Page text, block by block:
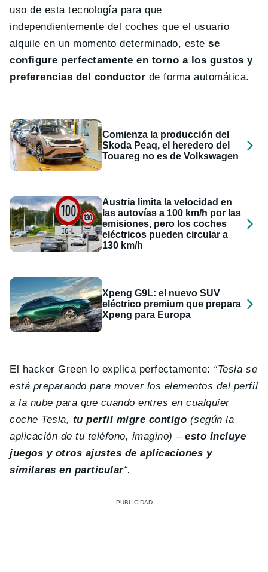
uso de esta tecnología para que
independientemente del coches que el usuario
alquile en un momento determinado, este se
configure perfectamente en torno a los gustos y
preferencias del conductor de forma automática.
Comienza la producción del
Skoda Peaq, el heredero del
Touareg no es de Volkswagen
Austria limita la velocidad en
las autovías a 100 km/h por las
emisiones, pero los coches
eléctricos pueden circular a
130 km/h
Xpeng G9L: el nuevo SUV
eléctrico premium que prepara
Xpeng para Europa
El hacker Green lo explica perfectamente: “Tesla se
está preparando para mover los elementos del perfil
a la nube para que cuando entres en cualquier
coche Tesla, tu perfil migre contigo (según la
aplicación de tu teléfono, imagino) –esto incluye
juegos y otros ajustes de aplicaciones y
similares en particular“.